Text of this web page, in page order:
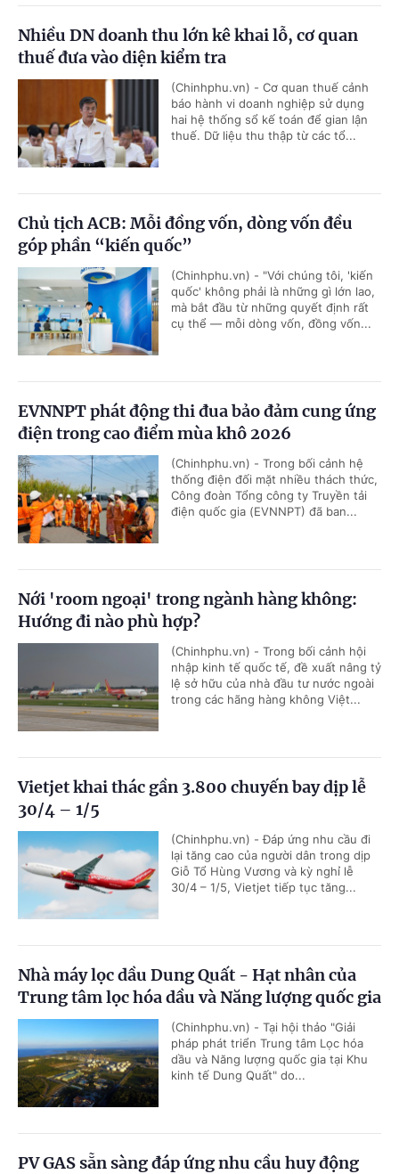
Nhiều DN doanh thu lớn kê khai lỗ, cơ quan
thuế đưa vào diện kiểm tra
(Chinhphu.vn) - Cơ quan thuế cảnh
báo hành vi doanh nghiệp sử dụng
hai hệ thống sổ kế toán để gian lận
thuế. Dữ liệu thu thập từ các tổ...
Chủ tịch ACB: Mỗi đồng vốn, dòng vốn đều
góp phần “kiến quốc”
(Chinhphu.vn) - "Với chúng tôi, 'kiến
quốc' không phải là những gì lớn lao,
mà bắt đầu từ những quyết định rất
cụ thể — mỗi dòng vốn, đồng vốn...
EVNNPT phát động thi đua bảo đảm cung ứng
điện trong cao điểm mùa khô 2026
(Chinhphu.vn) - Trong bối cảnh hệ
thống điện đối mặt nhiều thách thức,
Công đoàn Tổng công ty Truyền tải
điện quốc gia (EVNNPT) đã ban...
Nới 'room ngoại' trong ngành hàng không:
Hướng đi nào phù hợp?
(Chinhphu.vn) - Trong bối cảnh hội
nhập kinh tế quốc tế, đề xuất nâng tỷ
lệ sở hữu của nhà đầu tư nước ngoài
trong các hãng hàng không Việt...
Vietjet khai thác gần 3.800 chuyến bay dịp lễ
30/4 – 1/5
(Chinhphu.vn) - Đáp ứng nhu cầu đi
lại tăng cao của người dân trong dịp
Giỗ Tổ Hùng Vương và kỳ nghỉ lễ
30/4 – 1/5, Vietjet tiếp tục tăng...
Nhà máy lọc dầu Dung Quất - Hạt nhân của
Trung tâm lọc hóa dầu và Năng lượng quốc gia
(Chinhphu.vn) - Tại hội thảo "Giải
pháp phát triển Trung tâm Lọc hóa
dầu và Năng lượng quốc gia tại Khu
kinh tế Dung Quất" do...
PV GAS sẵn sàng đáp ứng nhu cầu huy động